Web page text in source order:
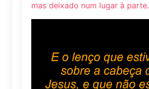
mas deixado num lugar à parte.